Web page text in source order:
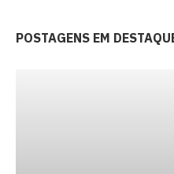
POSTAGENS EM